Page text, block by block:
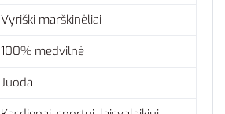
Vyriški marškinėliai
100% medvilnė
Juoda